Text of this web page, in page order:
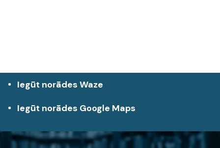
Iegūt norādes Waze
Iegūt norādes Google Maps